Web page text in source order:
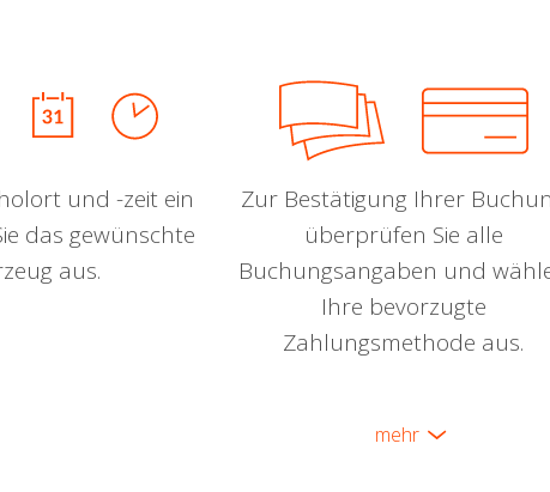
und -zeit ein
das gewünschte
aus.
Zur Bestätigung Ihrer
überprüfen Sie alle
Buchungsangaben und
Ihre bevorzugte
Zahlungsmethode aus.
mehr